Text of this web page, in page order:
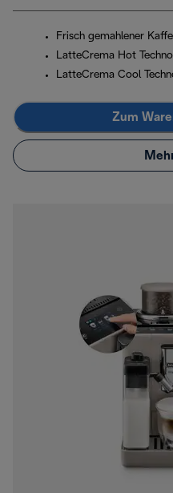
Frisch gemahlener
LatteCrema Hot
LatteCrema Cool
Zum